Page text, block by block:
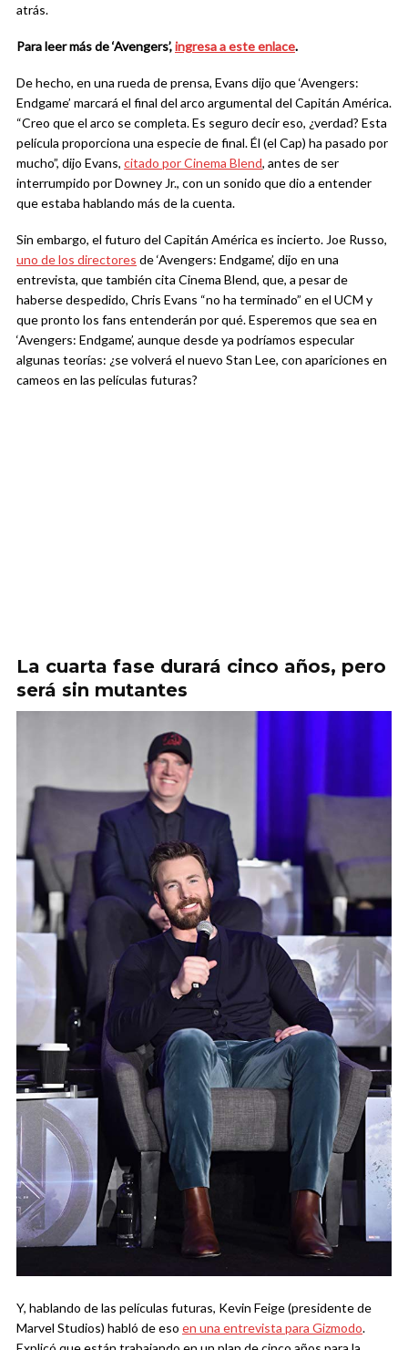
atrás.
Para leer más de ‘Avengers’,ingresa a este enlace.
De hecho, en una rueda de prensa, Evans dijo que ‘Avengers:
Endgame’ marcará el final del arco argumental del Capitán América.
“Creo que el arco se completa. Es seguro decir eso, ¿verdad? Esta
película proporciona una especie de final. Él (el Cap) ha pasado por
mucho”, dijo Evans, citado por Cinema Blend, antes de ser
interrumpido por Downey Jr., con un sonido que dio a entender
que estaba hablando más de la cuenta.
Sin embargo, el futuro del Capitán América es incierto. Joe Russo,
uno de los directores de ‘Avengers: Endgame’, dijo en una
entrevista, que también cita Cinema Blend, que, a pesar de
haberse despedido, Chris Evans “no ha terminado” en el UCM y
que pronto los fans entenderán por qué. Esperemos que sea en
‘Avengers: Endgame’, aunque desde ya podríamos especular
algunas teorías: ¿se volverá el nuevo Stan Lee, con apariciones en
cameos en las películas futuras?
La cuarta fase durará cinco años, pero
será sin mutantes
Y, hablando de las películas futuras, Kevin Feige (presidente de
Marvel Studios) habló de eso en una entrevista para Gizmodo.